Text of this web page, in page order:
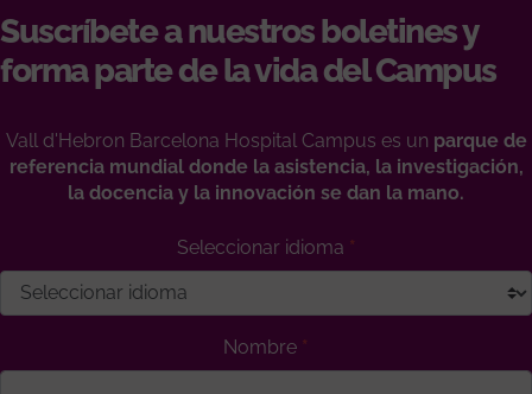
Suscríbete a nuestros boletines y
forma parte de la vida del Campus
Vall d'Hebron Barcelona Hospital Campus es un parque de
referencia mundial donde la asistencia, la investigación,
la docencia y la innovación se dan la mano.
Seleccionar idioma
Nombre